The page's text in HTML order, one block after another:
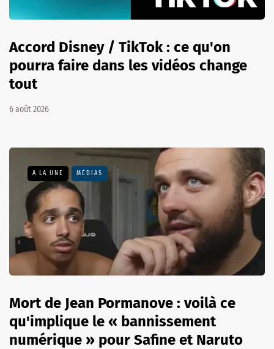
Accord Disney / TikTok : ce qu'on
pourra faire dans les vidéos change
tout
6 août 2026
A LA UNE MÉDIAS
Mort de Jean Pormanove : voilà ce
qu'implique le « bannissement
numérique » pour Safine et Naruto